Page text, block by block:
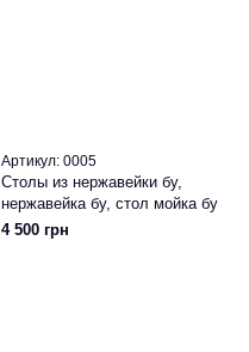
Артикул: 0005
Столы из нержавейки бу,
нержавейка бу, стол мойка бу
4 500 грн